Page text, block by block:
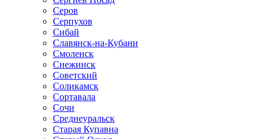
Серов
Серпухов
Сибай
Славянск-на-Кубани
Смоленск
Снежинск
Советский
Соликамск
Сортавала
Сочи
Среднеуральск
Старая Купавна